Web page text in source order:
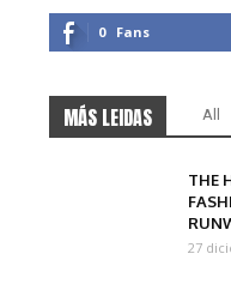
0 Fans
MÁS LEIDAS All
THE
27